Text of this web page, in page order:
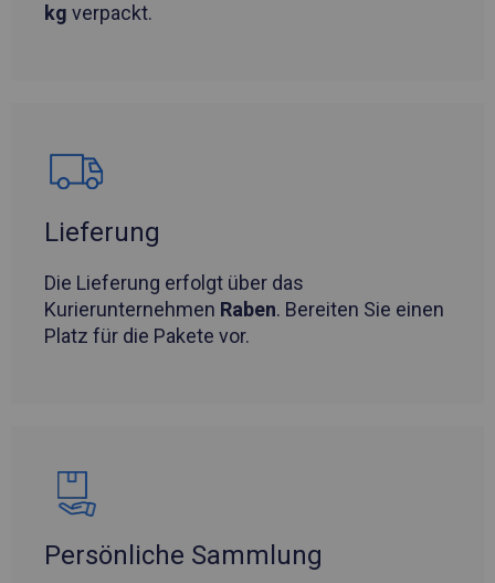
kg verpackt.
Lieferung
Die Lieferung erfolgt über das
Kurierunternehmen Raben. Bereiten Sie einen
Platz für die Pakete vor.
Persönliche Sammlung